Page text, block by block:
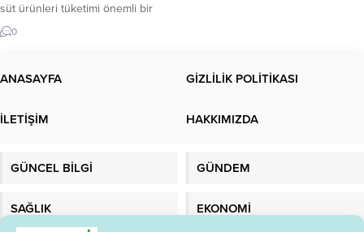
süt ürünleri tüketimi önemli bir
yere sahiptir. Bu ürünler egzersiz
öncesi, sırası ve sonrasında
Faydaları Süt ve yarı katı süt
karşı vücudun yeniden su
0
ANASAYFA GİZLİLİK POLİTİKASI
İLETİŞİM HAKKIMIZDA
GÜNCEL BİLGİ GÜNDEM
SAĞLIK EKONOMİ